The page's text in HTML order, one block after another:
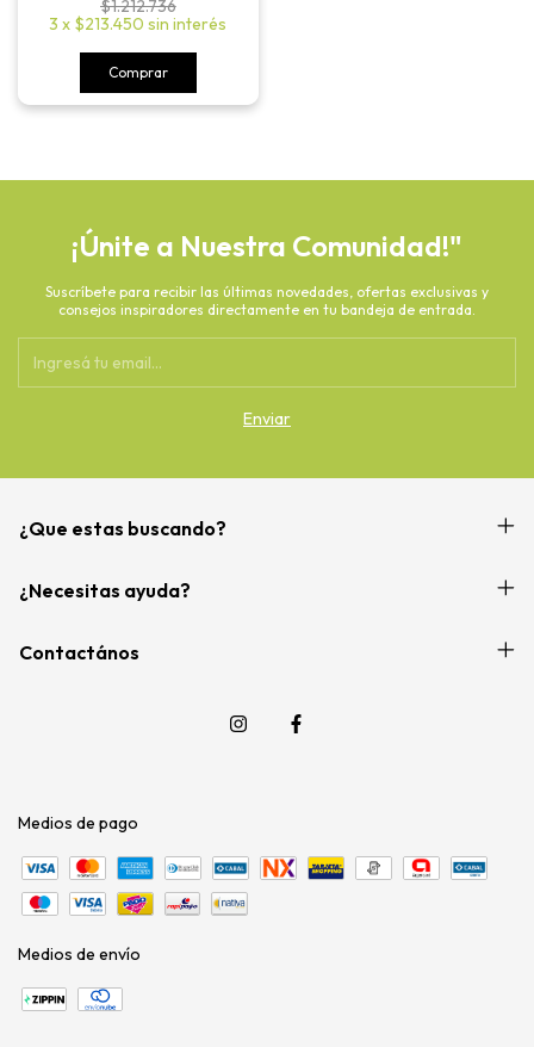
$1.212.736
3 x $213.450 sin interés
Comprar
¡Únite a Nuestra Comunidad!"
Suscríbete para recibir las últimas novedades, ofertas exclusivas y
consejos inspiradores directamente en tu bandeja de entrada.
¿Que estas buscando?
¿Necesitas ayuda?
Contactános
Medios de pago
Medios de envío